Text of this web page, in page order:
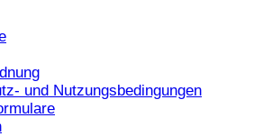
und Nutzungsbedingungen